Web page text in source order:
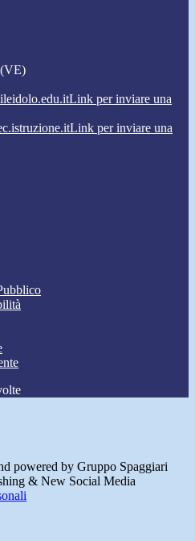
Link per inviare una
Link per inviare una
powered by Gruppo Spaggiari
& New Social Media